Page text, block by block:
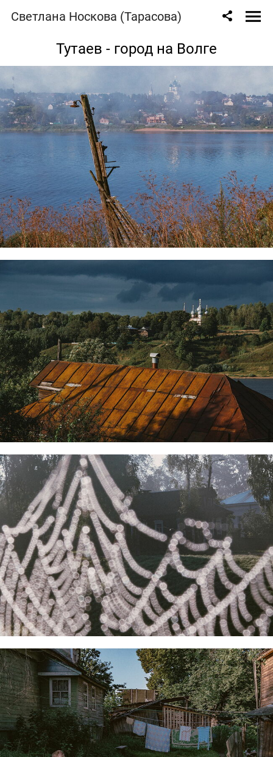
Светлана Носкова (Тарасова)
Тутаев - город на Волге